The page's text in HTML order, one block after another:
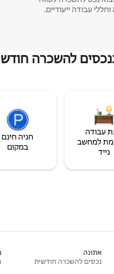
להשכרה
עבודה
למחשב
נייד
חניה חינם
במקום
אתונה
נכסים להשכרה חודשית